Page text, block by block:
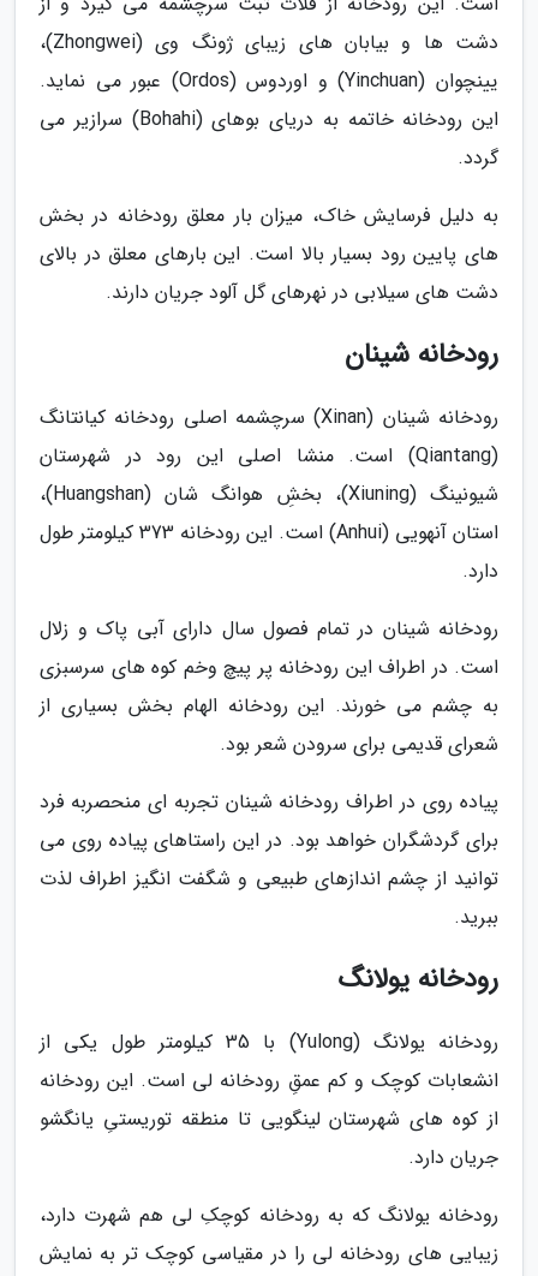
دشت ها و بیابان های زیبای ژونگ وی (Zhongwei)،
یینچوان (Yinchuan) و اوردوس (Ordos) عبور می نماید.
این رودخانه خاتمه به دریای بوهای (Bohahi) سرازیر می
گردد.
به دلیل فرسایش خاک، میزان بار معلق رودخانه در بخش
های پایین رود بسیار بالا است. این بارهای معلق در بالای
دشت های سیلابی در نهرهای گل آلود جریان دارند.
رودخانه شینان
رودخانه شینان (Xinan) سرچشمه اصلی رودخانه کیانتانگ
(Qiantang) است. منشا اصلی این رود در شهرستان
شیونینگ (Xiuning)، بخشِ هوانگ شان (Huangshan)،
استان آنهویی (Anhui) است. این رودخانه 373 کیلومتر طول
دارد.
رودخانه شینان در تمام فصول سال دارای آبی پاک و زلال
است. در اطراف این رودخانه پر پیچ وخم کوه های سرسبزی
به چشم می خورند. این رودخانه الهام بخش بسیاری از
شعرای قدیمی برای سرودن شعر بود.
پیاده روی در اطراف رودخانه شینان تجربه ای منحصربه فرد
برای گردشگران خواهد بود. در این راستاهای پیاده روی می
توانید از چشم اندازهای طبیعی و شگفت انگیز اطراف لذت
ببرید.
رودخانه یولانگ
رودخانه یولانگ (Yulong) با 35 کیلومتر طول یکی از
انشعابات کوچک و کم عمقِ رودخانه لی است. این رودخانه
از کوه های شهرستان لینگویی تا منطقه توریستیِ یانگشو
جریان دارد.
رودخانه یولانگ که به رودخانه کوچکِ لی هم شهرت دارد،
زیبایی های رودخانه لی را در مقیاسی کوچک تر به نمایش